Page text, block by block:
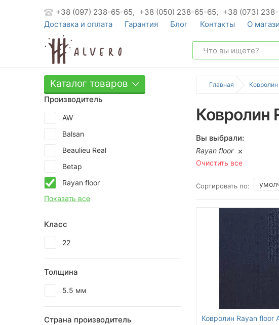
+38 (097) 238-65-65, +38 (050) 238-65-65, +38 (073)
Доставка и оплата
Гарантия Блог Контакты О
Каталог товаров
Производитель
AW
Balsan
Beaulieu Real
Betap
Rayan floor
Показать все
Класс
22
Толщина
5.5 мм
Страна производитель
Главная Ковролин
Ковролин
Вы выбрали:
Rayan floor
Очистить все
Сортировать по:
Ковролин Rayan floor